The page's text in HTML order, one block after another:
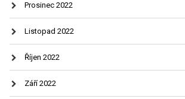
Prosinec 2022
Listopad 2022
Říjen 2022
Září 2022